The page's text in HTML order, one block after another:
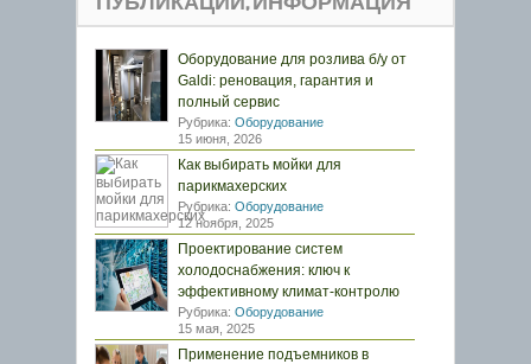
Оборудование для розлива б/у от
Galdi: реновация, гарантия и
полный сервис
Рубрика: Оборудование
15 июня, 2026
Как выбирать мойки для
парикмахерских
Рубрика: Оборудование
12 ноября, 2025
Проектирование систем
холодоснабжения: ключ к
эффективному климат-контролю
Рубрика: Оборудование
15 мая, 2025
Применение подъемников в